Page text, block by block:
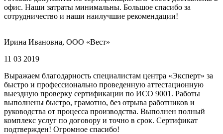
офис. Наши затраты минимальны. Большое спасибо за
сотрудничество и наши наилучшие рекомендации!
Ирина Ивановна, ООО «Вест»
11 03 2019
Выражаем благодарность специалистам центра «Эксперт» за
быстро и профессионально проведенную аттестационную
выездную проверку сертификации по ИСО 9001. Работы
выполнены быстро, грамотно, без отрыва работников и
руководства от процесса производства. Выполнен полный
комплекс услуг по договору и точно в срок. Сертификат
подтвержден! Огромное спасибо!